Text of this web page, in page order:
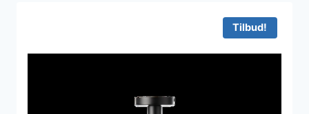
Tilbud!